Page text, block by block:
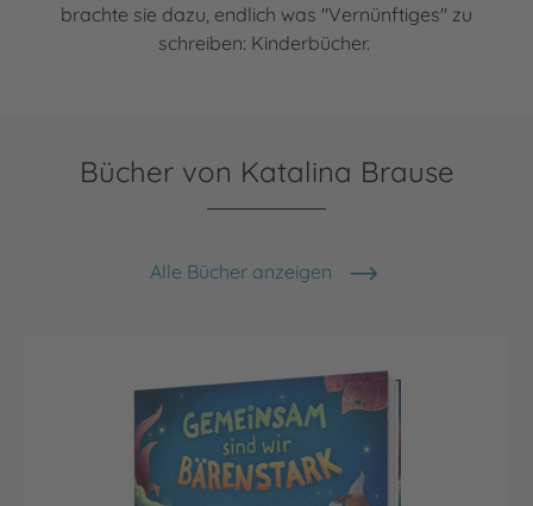
brachte sie dazu, endlich was "Vernünftiges" zu
schreiben: Kinderbücher.
Bücher von Katalina Brause
Alle Bücher anzeigen